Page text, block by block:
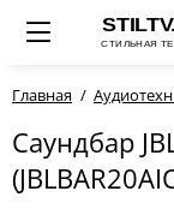
Главная
Саундбар